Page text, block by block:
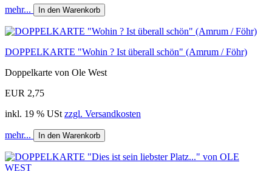
mehr... In den Warenkorb
DOPPELKARTE "Wohin ? Ist überall schön" (Amrum / Föhr)
Doppelkarte von Ole West
EUR 2,75
inkl. 19 % USt zzgl. Versandkosten
mehr... In den Warenkorb